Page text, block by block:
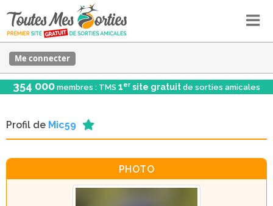
Me connecter
354 000 membres : TMS 1er site gratuit de sorties amicales
Profil de Mic59
PHOTO